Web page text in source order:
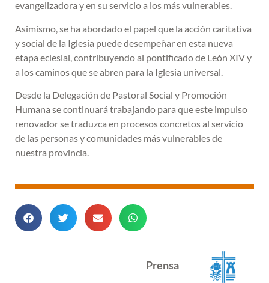
evangelizadora y en su servicio a los más vulnerables.
Asimismo, se ha abordado el papel que la acción caritativa
y social de la Iglesia puede desempeñar en esta nueva
etapa eclesial, contribuyendo al pontificado de León XIV y
a los caminos que se abren para la Iglesia universal.
Desde la Delegación de Pastoral Social y Promoción
Humana se continuará trabajando para que este impulso
renovador se traduzca en procesos concretos al servicio
de las personas y comunidades más vulnerables de
nuestra provincia.
Prensa